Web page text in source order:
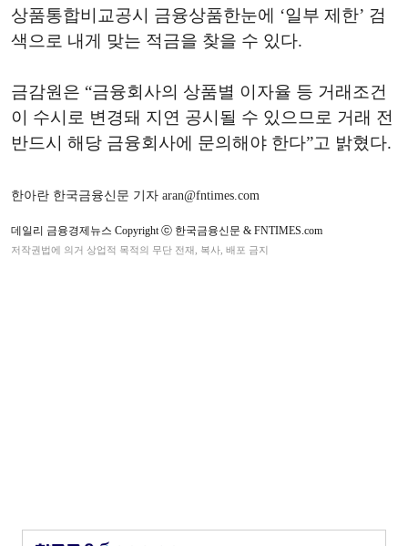
상품통합비교공시 금융상품한눈에 ‘일부 제한’ 검
색으로 내게 맞는 적금을 찾을 수 있다.
금감원은 “금융회사의 상품별 이자율 등 거래조건
이 수시로 변경돼 지연 공시될 수 있으므로 거래 전
반드시 해당 금융회사에 문의해야 한다”고 밝혔다.
한아란 한국금융신문 기자 aran@fntimes.com
데일리 금융경제뉴스 Copyright ⓒ 한국금융신문 & FNTIMES.com
저작권법에 의거 상업적 목적의 무단 전재, 복사, 배포 금지